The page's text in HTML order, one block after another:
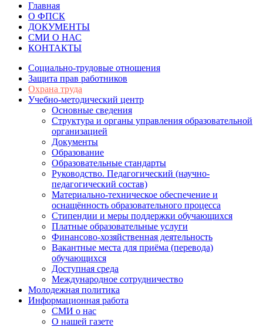
Главная
О ФПСК
ДОКУМЕНТЫ
СМИ О НАС
КОНТАКТЫ
Социально-трудовые отношения
Защита прав работников
Охрана труда
Учебно-методический центр
Основные сведения
Структура и органы управления образовательной
организацией
Документы
Образование
Образовательные стандарты
Руководство. Педагогический (научно-
педагогический состав)
Материально-техническое обеспечение и
оснащённость образовательного процесса
Стипендии и меры поддержки обучающихся
Платные образовательные услуги
Финансово-хозяйственная деятельность
Вакантные места для приёма (перевода)
обучающихся
Доступная среда
Международное сотрудничество
Молодежная политика
Информационная работа
СМИ о нас
О нашей газете